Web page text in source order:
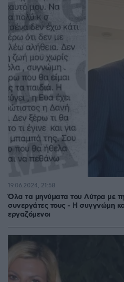
Όλα τα μηνύματα του Λύτρα με
συνεργάτες τους - Η συγγνώμη
εργαζόμενοι
19.06.2024, 21:58